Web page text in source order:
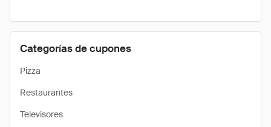
Categorías de cupones
Pizza
Restaurantes
Televisores